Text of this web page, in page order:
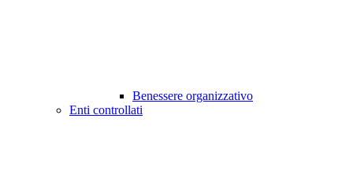
Benessere organizzativo
Enti controllati